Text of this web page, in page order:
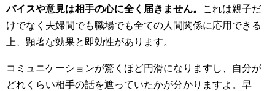
バイスや意見は相手の心に全く届きません。
これは親子だ
けでなく夫婦間でも職場でも全ての人間関係に応用できる
上、顕著な効果と即効性があります。
コミュニケーションが驚くほど円滑になりますし、自分が
どれくらい相手の話を遮っていたかが分かりますよ。早